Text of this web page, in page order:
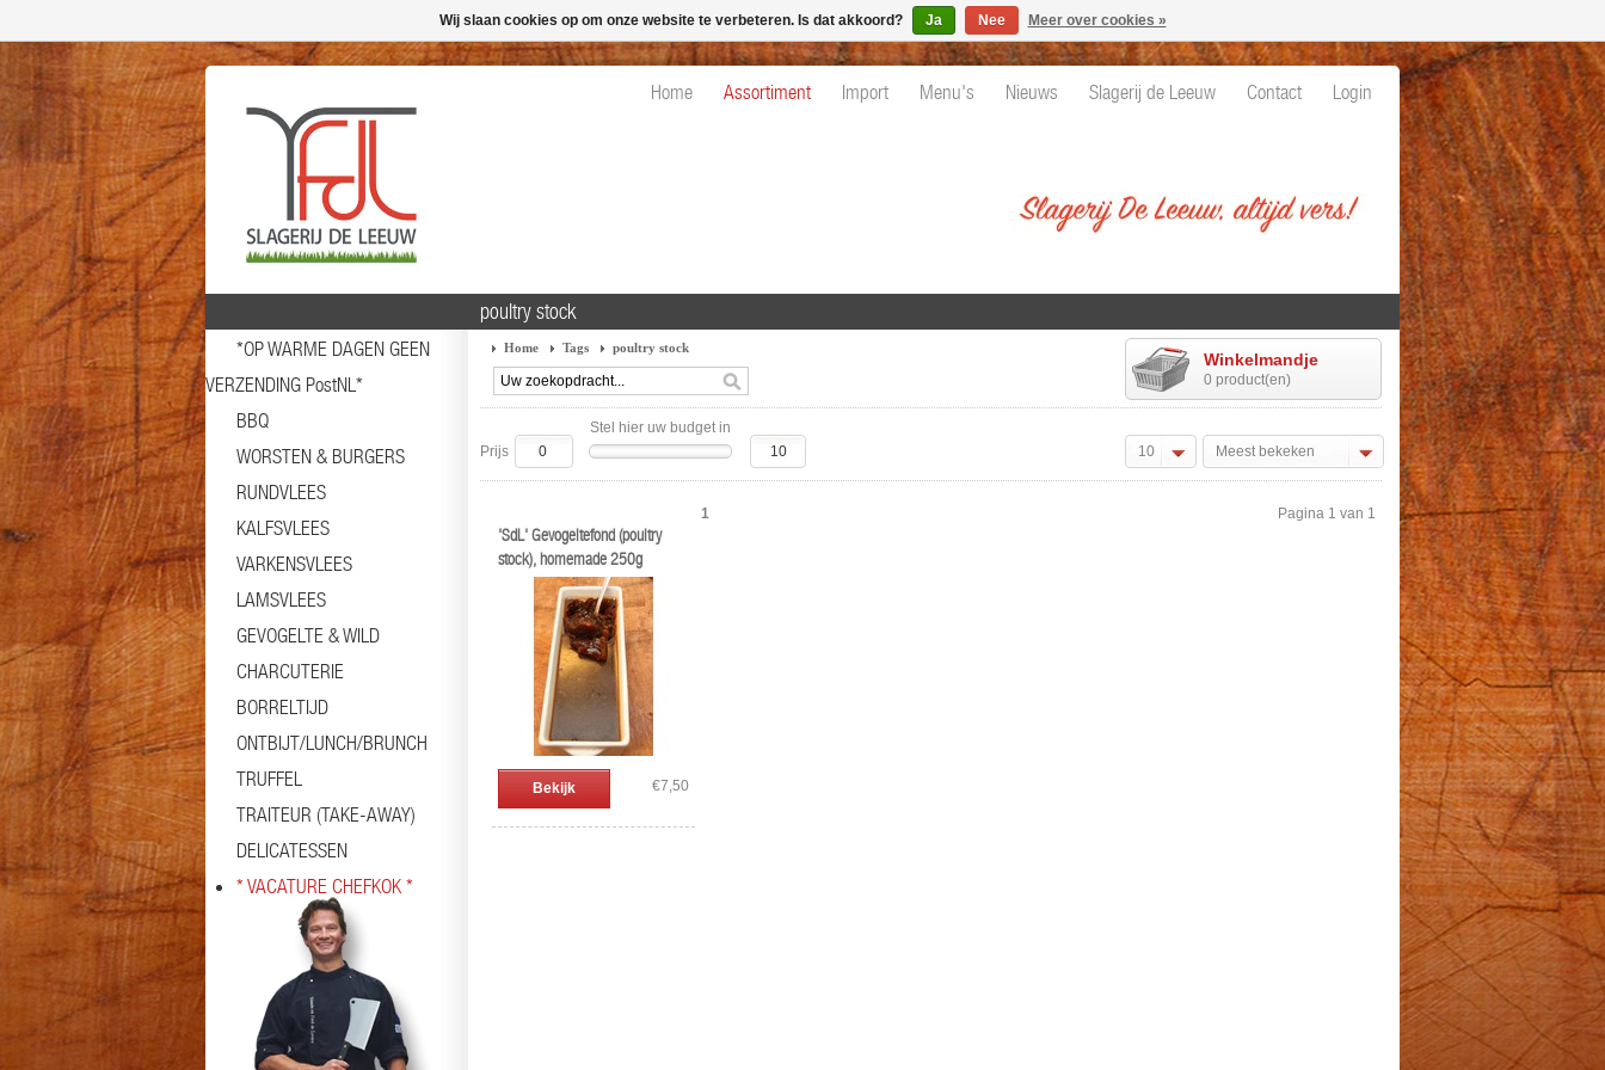
Home Assortiment Import Menu's Nieuws Slagerij de Leeuw Contact Login
*OP WARME DAGEN GEEN
VERZENDING PostNL*
BBQ
WORSTEN & BURGERS
RUNDVLEES
KALFSVLEES
VARKENSVLEES
LAMSVLEES
GEVOGELTE & WILD
CHARCUTERIE
BORRELTIJD
ONTBIJT/LUNCH/BRUNCH
TRUFFEL
TRAITEUR (TAKE-AWAY)
DELICATESSEN
* VACATURE CHEFKOK *
poultry stock
Home Tags poultry stock
Winkelmandje
0 product(en)
Stel hier uw budget in
Prijs
10 Meest bekeken
'SdL' Gevogeltefond (poultry
stock), homemade 250g
Bekijk €7,50
1 Pagina 1 van 1
Wij slaan cookies op om onze website te verbeteren. Is dat akkoord? Ja Nee Meer over cookies »